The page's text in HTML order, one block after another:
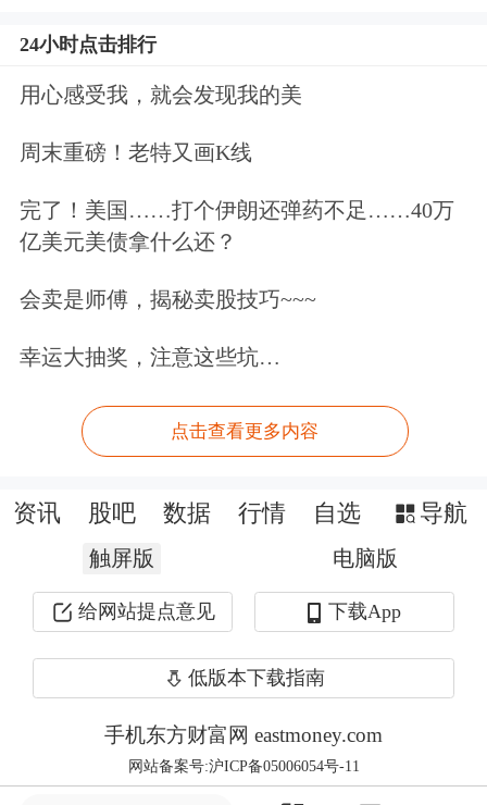
在各方规划统筹协调性不足、市场机制
有分析人士向记者表示，虽然风电、
阳能等发电形式给社会带来了更清洁的
响。而加大储能投资建设将成为稳定供
储能将有望在电网侧存量替代火电，承
担主力电网调峰调频职责。
另据券商人士向记者分析：“电力需要
实时平衡，而风电光伏具有天然波动性
多的灵活性资源。”
24小时点击排行
用心感受我，就会发现我的美
周末重磅！老特又画K线
完了！美国……打个伊朗还弹药不足……40万
亿美元美债拿什么还？
会卖是师傅，揭秘卖股技巧~~~
幸运大抽奖，注意这些坑…
点击查看更多内容
资讯 股吧 数据 行情 自选 导航
触屏版 电脑版
给网站提点意见 下载App
低版本下载指南
手机东方财富网 eastmoney.com
网站备案号:沪ICP备05006054号-11